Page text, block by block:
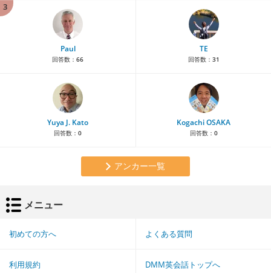
3
Paul
回答数： 66
TE
回答数： 31
Yuya J. Kato
回答数： 0
Kogachi OSAKA
回答数： 0
アンカー一覧
メニュー
初めての方へ よくある質問
利用規約 DMM英会話トップへ